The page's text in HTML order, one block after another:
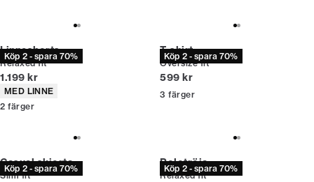
Köp 2 - spara 70%
Linneshorts
Relaxed fit
Nuvarande pris
1.199 kr
Produktattribut
MED LINNE
2 färger
Köp 2 - spara 70%
T-shirt
Oversize fit
Nuvarande pris
599 kr
3 färger
Köp 2 - spara 70%
Casual skjorta
Slim fit
Köp 2 - spara 70%
Polotröja
Relaxed fit